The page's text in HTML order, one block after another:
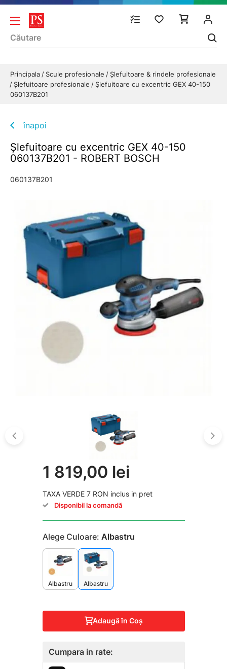
Principala Scule profesionale
Şlefuitoare & rindele profesionale
Şlefuitoare profesionale
Şlefuitoare cu excentric GEX 40-150
060137B201
înapoi
Şlefuitoare cu excentric GEX 40-150
060137B201 - ROBERT BOSCH
060137B201
1 819,00 lei
TAXA VERDE 7 RON inclus in pret
Disponibil la comandă
Alege Culoare: Albastru
Albastru Albastru
Adaugă în Coş
Cumpara in rate: